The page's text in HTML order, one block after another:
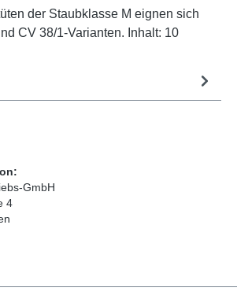
der Staubklasse M eignen sich
CV 38/1-Varianten. Inhalt: 10
GmbH
4